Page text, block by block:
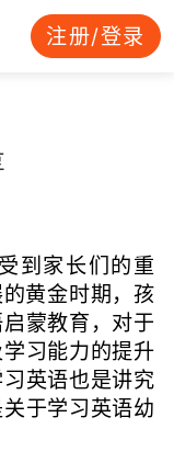
注册/登录
到家长们的重
黄金时期，孩
蒙教育，对于
习能力的提升
英语也是讲究
于学习英语幼